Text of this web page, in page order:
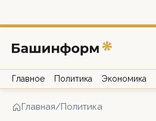
Главное Политика Экономика
Главная/Политика